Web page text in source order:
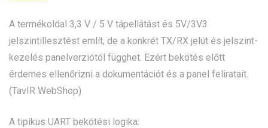
A termékoldal 3,3 V / 5 V tápellátást és 5V/3V3
jelszintillesztést említ, de a konkrét TX/RX jelút és jelszint-
kezelés panelverziótól függhet. Ezért bekötés előtt
érdemes ellenőrizni a dokumentációt és a panel feliratait.
(TavIR WebShop)
A tipikus UART bekötési logika: